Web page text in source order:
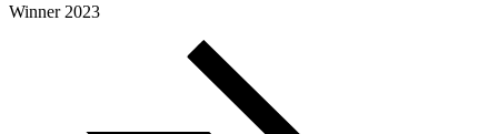
Winner 2023